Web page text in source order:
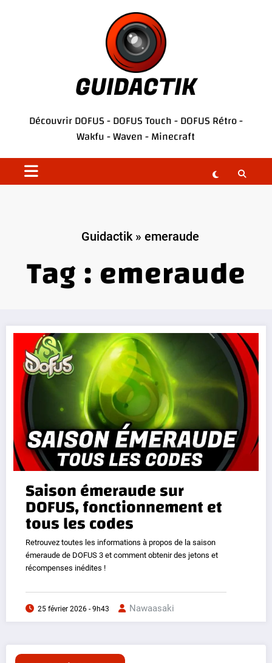
GUIDACTIK
DécouvrirDOFUS-DOFUS Touch-DOFUS Rétro-
Wakfu-Waven-Minecraft
Guidactik» emeraude
Tag : emeraude
Saison émeraude sur
DOFUS, fonctionnement et
tous les codes
Retrouvez toutes les informations à propos de la saison
émeraude de DOFUS 3 et comment obtenir des jetons et
récompenses inédites !
25 février 2026 - 9h43 Nawaasaki